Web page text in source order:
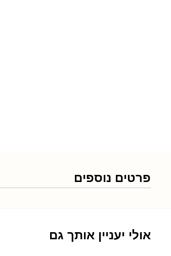
פרטים נוספים
אולי יעניין אותך גם